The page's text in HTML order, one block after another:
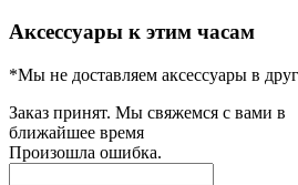
Аксессуары к этим часам
*Мы не доставляем аксессуары в
Заказ принят. Мы свяжемся с вами в
ближайшее время
Произошла ошибка.